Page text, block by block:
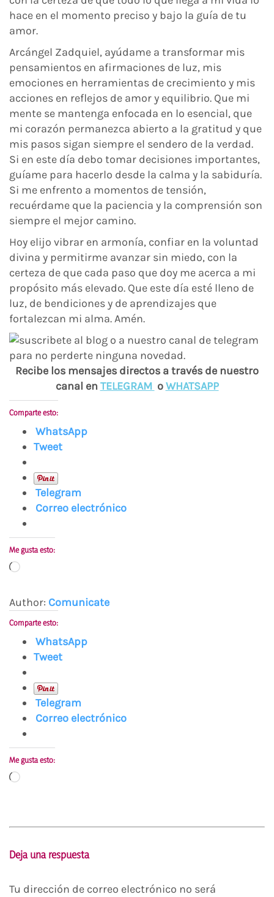
hace en el momento preciso y bajo la guía de tu
amor.
Arcángel Zadquiel, ayúdame a transformar mis
pensamientos en afirmaciones de luz, mis
emociones en herramientas de crecimiento y mis
acciones en reflejos de amor y equilibrio. Que mi
mente se mantenga enfocada en lo esencial, que
mi corazón permanezca abierto a la gratitud y que
mis pasos sigan siempre el sendero de la verdad.
Si en este día debo tomar decisiones importantes,
guíame para hacerlo desde la calma y la sabiduría.
Si me enfrento a momentos de tensión,
recuérdame que la paciencia y la comprensión son
siempre el mejor camino.
Hoy elijo vibrar en armonía, confiar en la voluntad
divina y permitirme avanzar sin miedo, con la
certeza de que cada paso que doy me acerca a mi
propósito más elevado. Que este día esté lleno de
luz, de bendiciones y de aprendizajes que
fortalezcan mi alma. Amén.
Recibe los mensajes directos a través de nuestro
canal en TELEGRAM oWHATSAPP
Comparte esto:
WhatsApp
Tweet
Telegram
Correo electrónico
Me gusta esto:
Cargando...
Author: Comunicate
Comparte esto:
WhatsApp
Tweet
Telegram
Correo electrónico
Me gusta esto:
Cargando...
Deja una respuesta
Tu dirección de correo electrónico no será